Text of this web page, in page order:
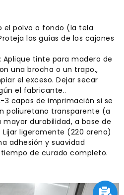
el polvo a fondo (la tela
las guías de los cajones
tinte para madera de
una brocha o un trapo.,
el exceso. Dejar secar
el fabricante..
3 capas de imprimación si se
poliuretano transparente (a
durabilidad, a base de
ligeramente (220 arena)
adhesión y suavidad
de curado completo.